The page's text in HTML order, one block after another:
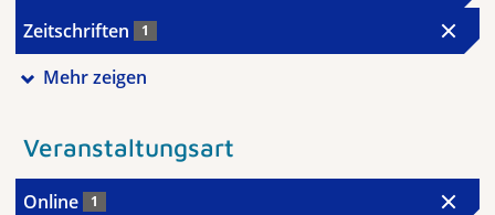
Zeitschriften 1
Mehr zeigen
Veranstaltungsart
Online 1